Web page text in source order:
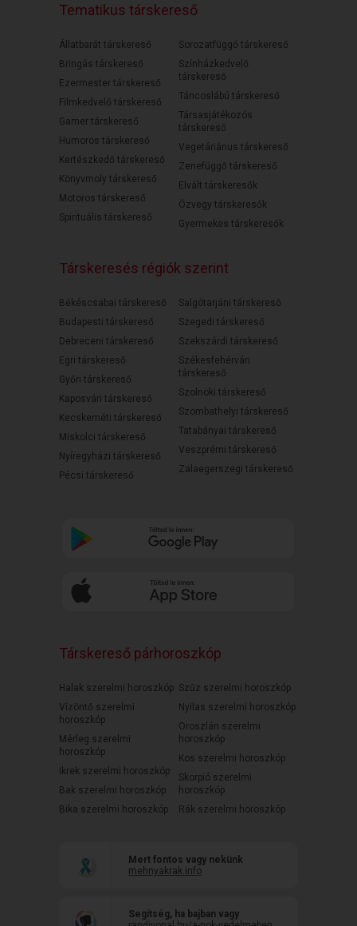
Tematikus társkereső
Állatbarát társkereső
Bringás társkereső
Ezermester társkereső
Filmkedvelő társkereső
Gamer társkereső
Humoros társkereső
Kertészkedő társkereső
Könyvmoly társkereső
Motoros társkereső
Spirituális társkereső
Sorozatfüggő társkereső
Színházkedvelő
társkereső
Táncoslábú társkereső
Társasjátékozós
társkereső
Vegetáriánus társkereső
Zenefüggő társkereső
Elvált társkeresők
Özvegy társkeresők
Gyermekes társkeresők
Társkeresés régiók szerint
Békéscsabai társkereső
Budapesti társkereső
Debreceni társkereső
Egri társkereső
Győri társkereső
Kaposvári társkereső
Kecskeméti társkereső
Miskolci társkereső
Nyíregyházi társkereső
Pécsi társkereső
Salgótarjáni társkereső
Szegedi társkereső
Szekszárdi társkereső
Székesfehérvári
társkereső
Szolnoki társkereső
Szombathelyi társkereső
Tatabányai társkereső
Veszprémi társkereső
Zalaegerszegi társkereső
Társkereső párhoroszkóp
Halak szerelmi horoszkóp
Vízöntő szerelmi
horoszkóp
Mérleg szerelmi
horoszkóp
Ikrek szerelmi horoszkóp
Bak szerelmi horoszkóp
Bika szerelmi horoszkóp
Szűz szerelmi horoszkóp
Nyilas szerelmi horoszkóp
Oroszlán szerelmi
horoszkóp
Kos szerelmi horoszkóp
Skorpió szerelmi
horoszkóp
Rák szerelmi horoszkóp
Mert fontos vagy nekünk
mehnyakrak.info
Segítség, ha bajban vagy